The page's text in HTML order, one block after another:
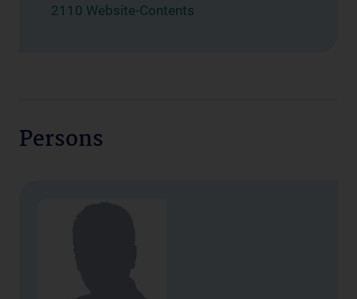
2110 Website-Contents
Persons